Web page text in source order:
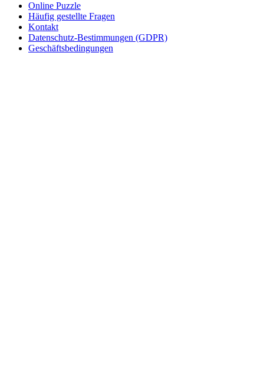
Online Puzzle
Häufig gestellte Fragen
Kontakt
Datenschutz-Bestimmungen (GDPR)
Geschäftsbedingungen